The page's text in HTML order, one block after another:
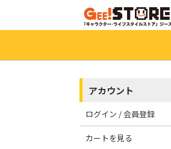
アカウント
ログイン / 会員登録
カートを見る